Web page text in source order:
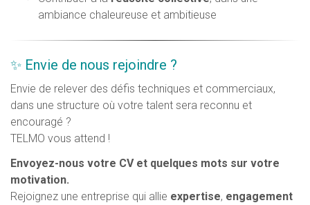
ambiance chaleureuse et ambitieuse
✨ Envie de nous rejoindre ?
Envie de relever des défis techniques et commerciaux,
dans une structure où votre talent sera reconnu et
encouragé ?
TELMO vous attend !
Envoyez-nous votre CV et quelques mots sur votre
motivation.
Rejoignez une entreprise qui allie expertise, engagement